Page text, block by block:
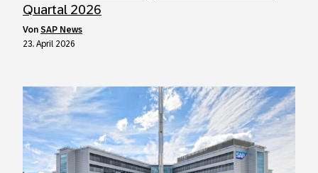
Quartal 2026
von SAP News
23. April 2026